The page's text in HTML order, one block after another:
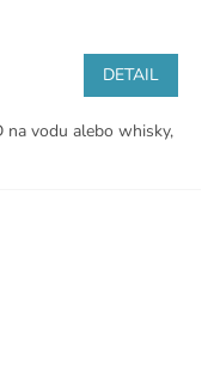
DETAIL
vodu alebo whisky,